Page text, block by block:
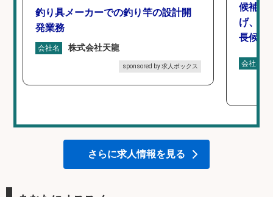
釣り具メーカーでの釣り竿の設計開
発業務
会社名 株式会社天龍
sponsored by 求人ボックス
候補/
げ、食
長候補
会社名
さらに求人情報を見る